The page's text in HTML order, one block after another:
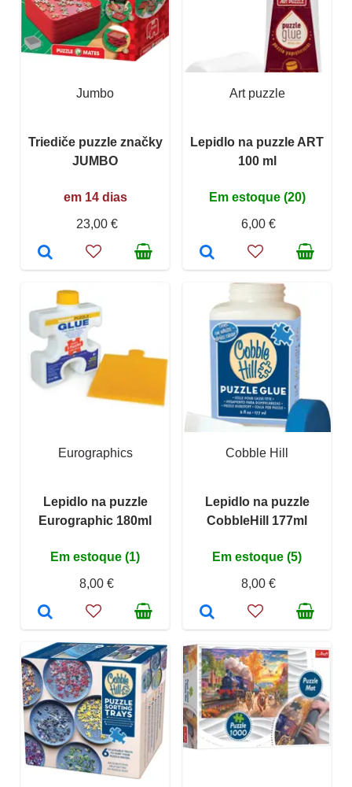
Jumbo
Triediče puzzle značky
JUMBO
em 14 dias
23,00 €
Art puzzle
Lepidlo na puzzle ART
100 ml
Em estoque (20)
6,00 €
Eurographics
Lepidlo na puzzle
Eurographic 180ml
Em estoque (1)
8,00 €
Cobble Hill
Lepidlo na puzzle
CobbleHill 177ml
Em estoque (5)
8,00 €